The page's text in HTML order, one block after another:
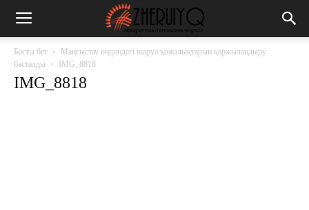
Басты бет
Маңғыстау өңіріндегі шаруа қожалықтарын қаржыландыру
басталды
IMG_8818
IMG_8818